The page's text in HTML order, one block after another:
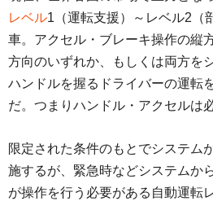
レベル1（運転支援）～レベル2（
車。アクセル・ブレーキ操作の縦
方向のいずれか、もしくは両方を
ハンドルを握るドライバーの運転
だ。つまりハンドル・アクセルは
限定された条件のもとでシステム
施するが、緊急時などシステムか
が操作を行う必要がある自動運転